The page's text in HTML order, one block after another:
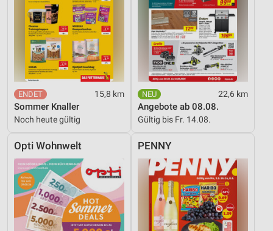
15,8 km
Sommer Knaller
Noch heute gültig
22,6 km
Angebote ab 08.08.
Gültig bis Fr. 14.08.
Opti Wohnwelt PENNY